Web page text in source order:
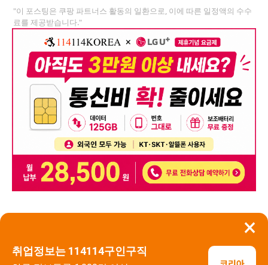
×
취업정보는 114114구인구직
"이 포스팅은 쿠팡 파트너스 활동의 일환으로, 이에 따른 일정액의 수수
료를 제공받습니다."